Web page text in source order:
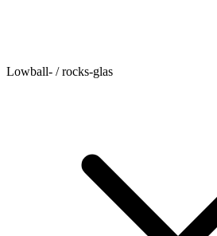
Lowball- / rocks-glas